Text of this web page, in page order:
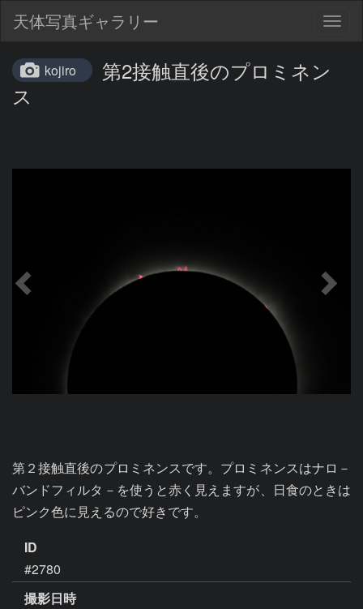
天体写真ギャラリー
kojiro
第2接触直後のプロミネン
ス
第２接触直後のプロミネンスです。プロミネンスはナロ－
バンドフィルタ－を使うと赤く見えますが、日食のときは
ピンク色に見えるので好きです。
ID
#2780
撮影日時